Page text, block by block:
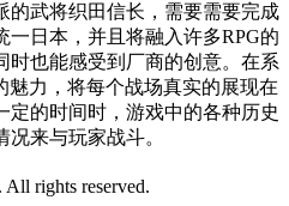
的武将织田信长，需要需要完成
日本，并且将融入许多RPG的
时也能感受到厂商的创意。在系
魅力，将每个战场真实的展现在
定的时间时，游戏中的各种历史
来与玩家战斗。
rights reserved.